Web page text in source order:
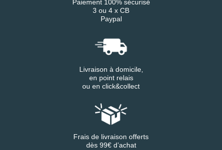
Paiement 100% sécurisé
3 ou 4 x CB
Paypal
Livraison à domicile,
en point relais
ou en click&collect
Frais de livraison offerts
dès 99€ d’achat